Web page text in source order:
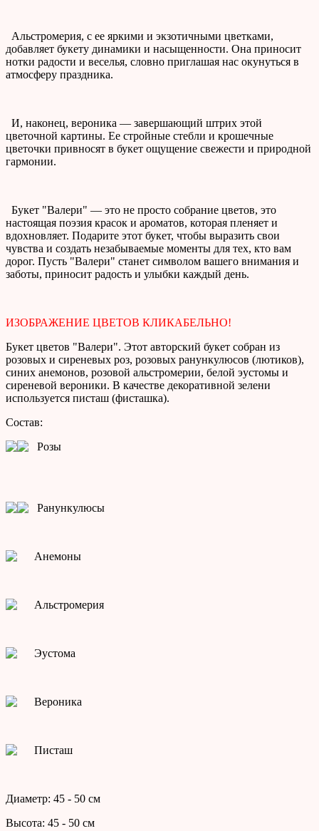
Альстромерия, с ее яркими и экзотичными цветками,
добавляет букету динамики и насыщенности. Она приносит
нотки радости и веселья, словно приглашая нас окунуться в
атмосферу праздника.
И, наконец, вероника — завершающий штрих этой
цветочной картины. Ее стройные стебли и крошечные
цветочки привносят в букет ощущение свежести и природной
гармонии.
Букет "Валери" — это не просто собрание цветов, это
настоящая поэзия красок и ароматов, которая пленяет и
вдохновляет. Подарите этот букет, чтобы выразить свои
чувства и создать незабываемые моменты для тех, кто вам
дорог. Пусть "Валери" станет символом вашего внимания и
заботы, приносит радость и улыбки каждый день.
ИЗОБРАЖЕНИЕ ЦВЕТОВ КЛИКАБЕЛЬНО!
Букет цветов "Валери". Этот авторский букет собран из
розовых и сиреневых роз, розовых ранункулюсов (лютиков),
синих анемонов, розовой альстромерии, белой эустомы и
сиреневой вероники. В качестве декоративной зелени
используется писташ (фисташка).
Состав:
Розы
Ранункулюсы
Анемоны
Альстромерия
Эустома
Вероника
Писташ
Диаметр: 45 - 50 см
Высота: 45 - 50 см